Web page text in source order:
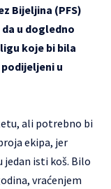
Bijeljina (PFS)
u dogledno
koje bi bila
u
ali potrebno bi
ekipa, jer
isti koš. Bilo
vraćenjem